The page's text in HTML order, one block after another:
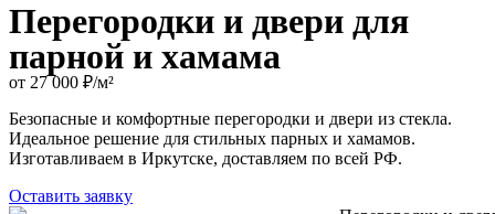
Перегородки и двери для
парной и хамама
от 27 000 ₽/м²
Безопасные и комфортные перегородки и двери из стекла.
Идеальное решение для стильных парных и хамамов.
Изготавливаем в Иркутске, доставляем по всей РФ.
Оставить заявку